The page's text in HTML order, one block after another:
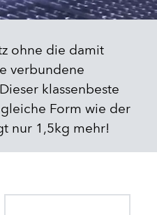
ohne die damit
verbundene
klassenbeste
Form wie der
nur 1,5kg mehr!